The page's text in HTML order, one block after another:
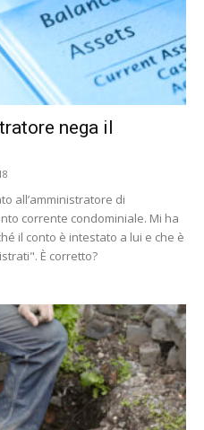
nega il
all’amministratore di
corrente condominiale. Mi ha
il conto è intestato a lui e che è
È corretto?